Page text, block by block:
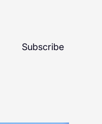
Subscribe